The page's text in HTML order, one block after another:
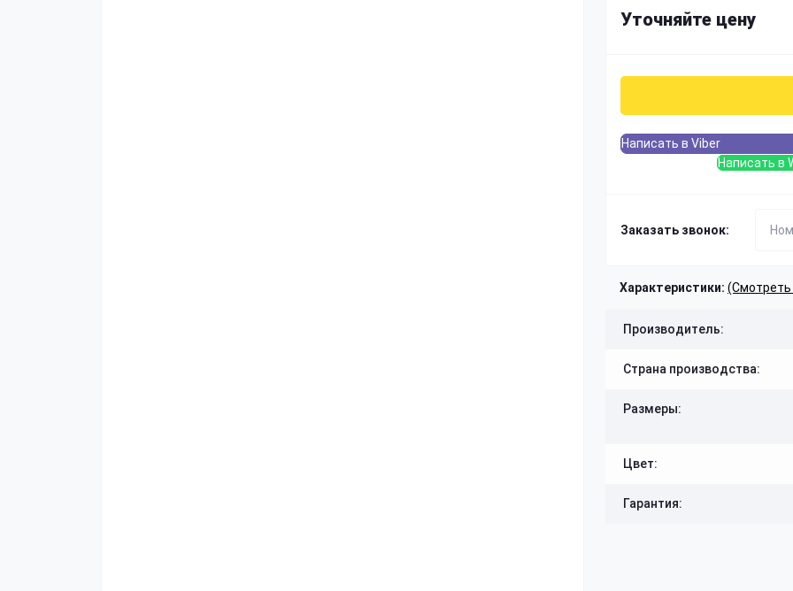
Уточняйте цену
Написать в Viber
Написать в
Заказать звонок:
Характеристики: (Смотреть
Производитель:
Страна производства:
Размеры:
Цвет:
Гарантия: